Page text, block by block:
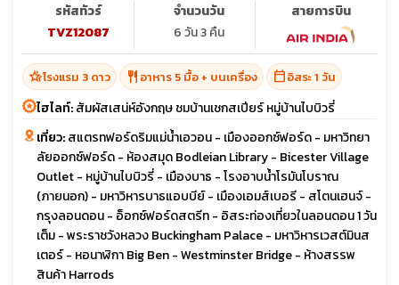
รหัสทัวร์
TVZ12087
จำนวนวัน
6 วัน 3 คืน
สายการบิน
hotel_classโรงแรม 3 ดาว restaurant อาหาร 5 มื้อ + บนเครื่อง calendar_todayอิสระ 1 วัน
ไฮไลท์:สัมผัสเสน่ห์อังกฤษ ชมบ้านเชกสเปียร์ หมู่บ้านไบบิวรี่
เที่ยว:สแตรทฟอร์ดริมแม่น้ำเอวอน - เมืองออกซ์ฟอร์ด - มหาวิทยา
ลัยออกซ์ฟอร์ด - ห้องสมุด Bodleian Library - Bicester Village
Outlet - หมู่บ้านไบบิวรี่ - เมืองบาธ - โรงอาบน้ำโรมันโบราณ
(ภายนอก) - มหาวิหารบาธแอบบีย์ - เมืองเอมส์เบอรี - สโตนเฮนจ์ -
กรุงลอนดอน - อ็อกซ์ฟอร์ดสตรีท - อิสระท่องเที่ยวในลอนดอน 1 วัน
เต็ม - พระราชวังหลวง Buckingham Palace - มหาวิหารเวสต์มินส
เตอร์ - หอนาฬิกา Big Ben - Westminster Bridge - ห้างสรรพ
สินค้า Harrods